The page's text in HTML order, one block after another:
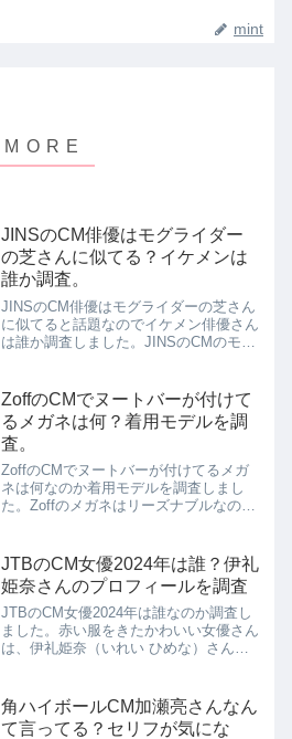
mint
JINSのCM俳優はモグライダー
の芝さんに似てる？イケメンは
誰か調査。
JINSのCM俳優はモグライダーの芝さん
に似てると話題なのでイケメン俳優さん
は誰か調査しました。JINSのCMのモグ
ールなどご紹介しています。
ZoffのCMでヌートバーが付けて
るメガネは何？着用モデルを調
査。
ZoffのCMでヌートバーが付けてるメガ
ネは何なのか着用モデルを調査しまし
た。Zoffのメガネはリーズナブルなので
ださいね♪
JTBのCM女優2024年は誰？伊礼
姫奈さんのプロフィールを調査
JTBのCM女優2024年は誰なのか調査し
ました。赤い服をきたかわいい女優さん
は、伊礼姫奈（いれい ひめな）さんで
紹介していきます。
角ハイボールCM加瀬亮さんなん
て言ってる？セリフが気にな